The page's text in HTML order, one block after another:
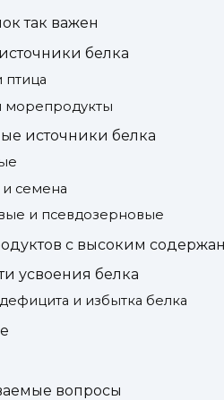
так важен
белка
птица
морепродукты
источники белка
семена
и псевдозерновые
с высоким
усвоения белка
и избытка белка
вопросы